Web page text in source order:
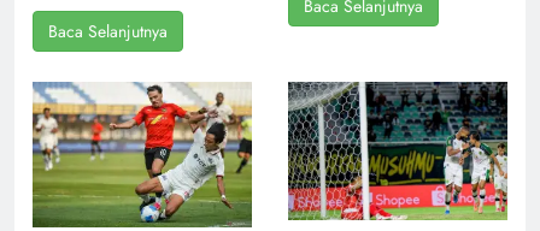
Baca Selanjutnya
Baca Selanjutnya